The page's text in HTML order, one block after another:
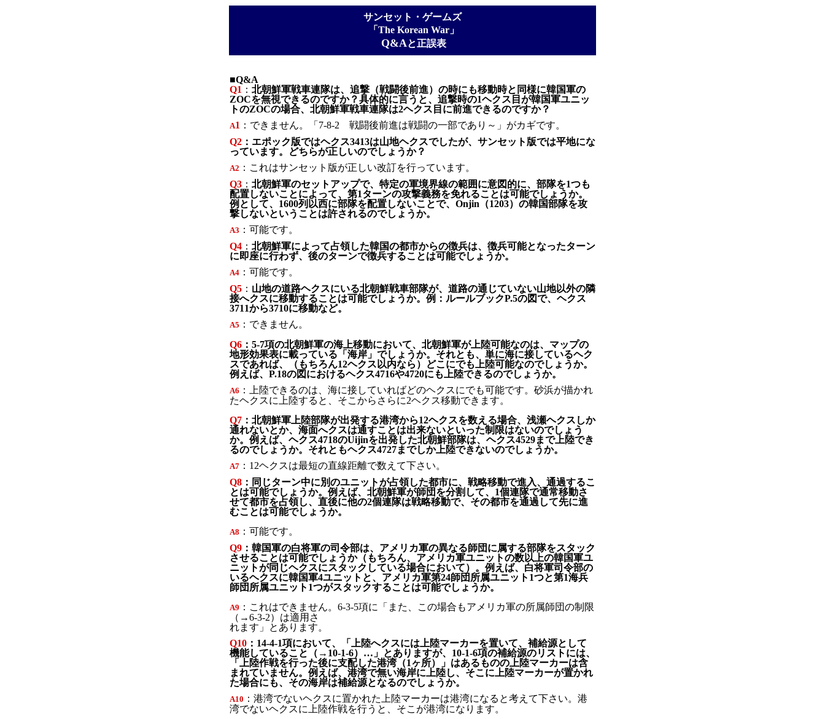
サンセット・ゲームズ
「The Korean War」
Q&Aと正誤表
■Q&A
Q1 ： 北朝鮮軍戦車連隊は、追撃（戦闘後前進）の時にも移動時と同様に韓国軍の
ZOCを無視できるのですか？具体的に言うと、追撃時の1ヘクス目が韓国軍ユニッ
トのZOCの場合、北朝鮮軍戦車連隊は2ヘクス目に前進できるのですか？
A1 ：できません。「7-8-2 戦闘後前進は戦闘の一部であり～」がカギです。
Q2 ：エポック版ではヘクス3413は山地ヘクスでしたが、サンセット版では平地にな
っています。どちらが正しいのでしょうか？
A2 ：これはサンセット版が正しい改訂を行っています。
Q3 ： 北朝鮮軍のセットアップで、特定の軍境界線の範囲に意図的に、部隊を1つも
配置しないことによって、第1ターンの攻撃義務を免れることは可能でしょうか。
例として、1600列以西に部隊を配置しないことで、Onjin（1203）の韓国部隊を攻
撃しないということは許されるのでしょうか。
A3 ：可能です。
Q4 ： 北朝鮮軍によって占領した韓国の都市からの徴兵は、徴兵可能となったターン
に即座に行わず、後のターンで徴兵することは可能でしょうか。
A4 ：可能です。
Q5 ： 山地の道路ヘクスにいる北朝鮮戦車部隊が、道路の通じていない山地以外の隣
接へクスに移動することは可能でしょうか。例：ルールブックP.5の図で、ヘクス
3711から3710に移動など。
A5 ：できません。
Q6 ：5-7項の北朝鮮軍の海上移動において、北朝鮮軍が上陸可能なのは、マップの
地形効果表に載っている「海岸」でしょうか。それとも、単に海に接しているヘク
スであれば、（もちろん12ヘクス以内なら）どこにでも上陸可能なのでしょうか。
例えば、P.18の図におけるヘクス4716や4720にも上陸できるのでしょうか。
A6 ：上陸できるのは、海に接していればどのヘクスにでも可能です。砂浜が描かれ
たヘクスに上陸すると、そこからさらに2ヘクス移動できます。
Q7 ：北朝鮮軍上陸部隊が出発する港湾から12ヘクスを数える場合、浅瀬ヘクスしか
通れないとか、海面へクスは通すことは出来ないといった制限はないのでしょう
か。例えば、ヘクス4718のUijinを出発した北朝鮮部隊は、ヘクス4529まで上陸でき
るのでしょうか。それともヘクス4727までしか上陸できないのでしょうか。
A7 ：12ヘクスは最短の直線距離で数えて下さい。
Q8 ：同じターン中に別のユニットが占領した都市に、戦略移動で進入、通過するこ
とは可能でしょうか。例えば、北朝鮮軍が師団を分割して、1個連隊で通常移動さ
せて都市を占領し、直後に他の2個連隊は戦略移動で、その都市を通過して先に進
むことは可能でしょうか。
A8 ：可能です。
Q9 ：韓国軍の白将軍の司令部は、アメリカ軍の異なる師団に属する部隊をスタック
させることは可能でしょうか（もちろん、アメリカ軍ユニットの数以上の韓国軍ユ
ニットが同じヘクスにスタックしている場合において）。例えば、白将軍司令部の
いるヘクスに韓国軍4ユニットと、アメリカ軍第24師団所属ユニット1つと第1海兵
師団所属ユニット1つがスタックすることは可能でしょうか。
A9 ：これはできません。6-3-5項に「また、この場合もアメリカ軍の所属師団の制限
（→6-3-2）は適用さ
れます」とあります。
Q10 ：14-4-1項において、「上陸へクスには上陸マーカーを置いて、補給源として
機能していること（→10-1-6）…」とありますが、10-1-6項の補給源のリストには、
「上陸作戦を行った後に支配した港湾（1ヶ所）」はあるものの上陸マーカーは含
まれていません。例えば、港湾で無い海岸に上陸し、そこに上陸マーカーが置かれ
た場合にも、その海岸は補給源となるのでしょうか。
A10 ：港湾でないヘクスに置かれた上陸マーカーは港湾になると考えて下さい。港
湾でないヘクスに上陸作戦を行うと、そこが港湾になります。